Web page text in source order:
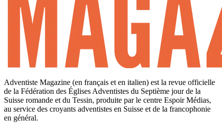
Adventiste Magazine (en français et en italien) est la revue officielle
de la Fédération des Églises Adventistes du Septième jour de la
Suisse romande et du Tessin, produite par le centre Espoir Médias,
au service des croyants adventistes en Suisse et de la francophonie
en général.